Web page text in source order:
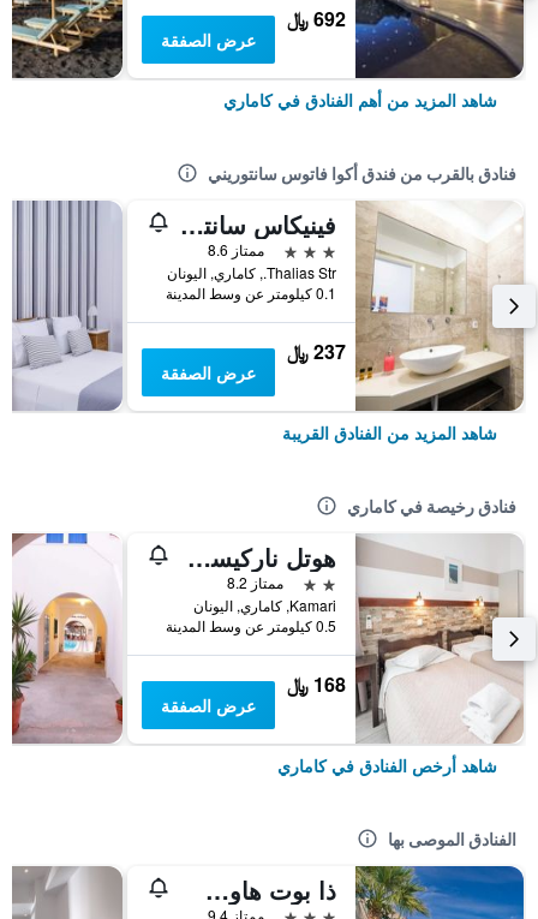
692 ﷼
عرض الصفقة
شاهد المزيد من أهم الفنادق في كاماري
فنادق بالقرب من فندق أكوا فاتوس سانتوريني
فينيكاس سانتوريني
3 نجوم
ممتاز 8.6
Thalias Str., كاماري, اليونان
0.1 كيلومتر عن وسط المدينة
237 ﷼
عرض الصفقة
شاهد المزيد من الفنادق القريبة
فنادق رخيصة في كاماري
هوتل ناركيسوس
2 نجمتين
ممتاز 8.2
Kamari, كاماري, اليونان
0.5 كيلومتر عن وسط المدينة
168 ﷼
عرض الصفقة
شاهد أرخص الفنادق في كاماري
الفنادق الموصى بها
ذا بوت هاوس هوتل
ممتاز 9.4